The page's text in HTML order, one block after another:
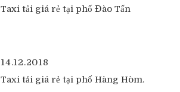
Taxi tải giá rẻ tại phố Đào Tấn
14.12.2018
Taxi tải giá rẻ tại phố Hàng Hòm.